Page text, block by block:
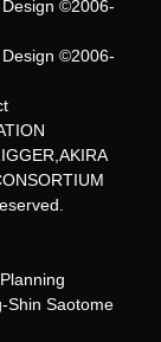
©2006-
©2006-
Shin Saotome